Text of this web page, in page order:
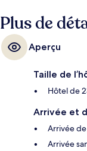
Plus de
Aperçu
Taille de
Hôtel de
Arrivée et
Arrivée
Arrivée